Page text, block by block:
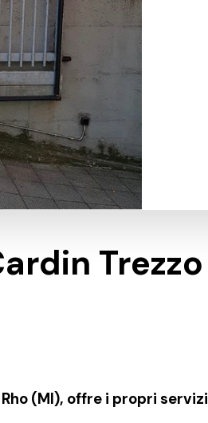
Trezzo
(MI), offre i propri